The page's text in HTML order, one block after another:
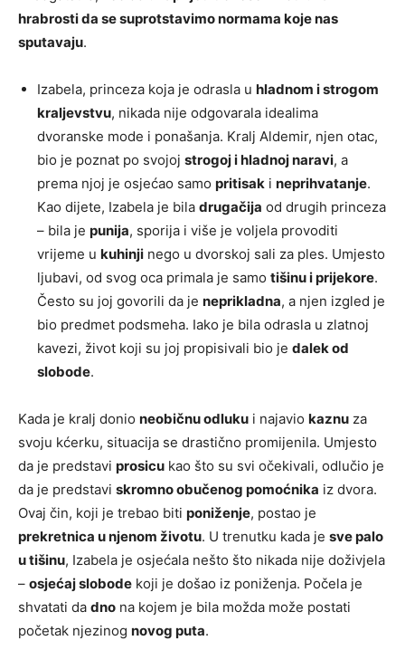
hrabrosti da se suprotstavimo normama koje nas
sputavaju.
Izabela, princeza koja je odrasla u hladnom i strogom
kraljevstvu, nikada nije odgovarala idealima
dvoranske mode i ponašanja. Kralj Aldemir, njen otac,
bio je poznat po svojoj strogoj i hladnoj naravi, a
prema njoj je osjećao samo pritisak i neprihvatanje.
Kao dijete, Izabela je bila drugačija od drugih princeza
– bila je punija, sporija i više je voljela provoditi
vrijeme u kuhinji nego u dvorskoj sali za ples. Umjesto
ljubavi, od svog oca primala je samo tišinu i prijekore.
Često su joj govorili da je neprikladna, a njen izgled je
bio predmet podsmeha. Iako je bila odrasla u zlatnoj
kavezi, život koji su joj propisivali bio je dalek od
slobode.
Kada je kralj donio neobičnu odluku i najavio kaznu za
svoju kćerku, situacija se drastično promijenila. Umjesto
da je predstavi prosicu kao što su svi očekivali, odlučio je
da je predstavi skromno obučenog pomoćnika iz dvora.
Ovaj čin, koji je trebao biti poniženje, postao je
prekretnica u njenom životu. U trenutku kada je sve palo
u tišinu, Izabela je osjećala nešto što nikada nije doživjela
– osjećaj slobode koji je došao iz poniženja. Počela je
shvatati da dno na kojem je bila možda može postati
početak njezinog novog puta.